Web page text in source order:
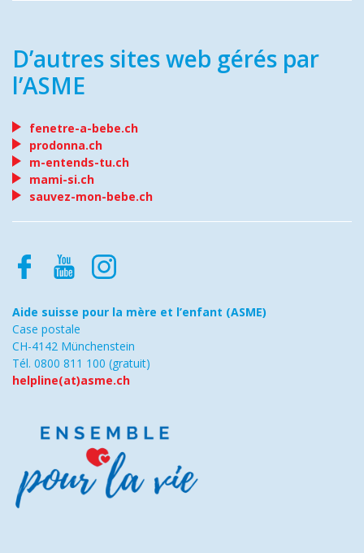
D’autres sites web gérés par
l’ASME
fenetre-a-bebe.ch
prodonna.ch
m-entends-tu.ch
mami-si.ch
sauvez-mon-bebe.ch
Aide suisse pour la mère et l’enfant (ASME)
Case postale
CH-4142 Münchenstein
Tél. 0800 811 100 (gratuit)
helpline(at)asme.ch